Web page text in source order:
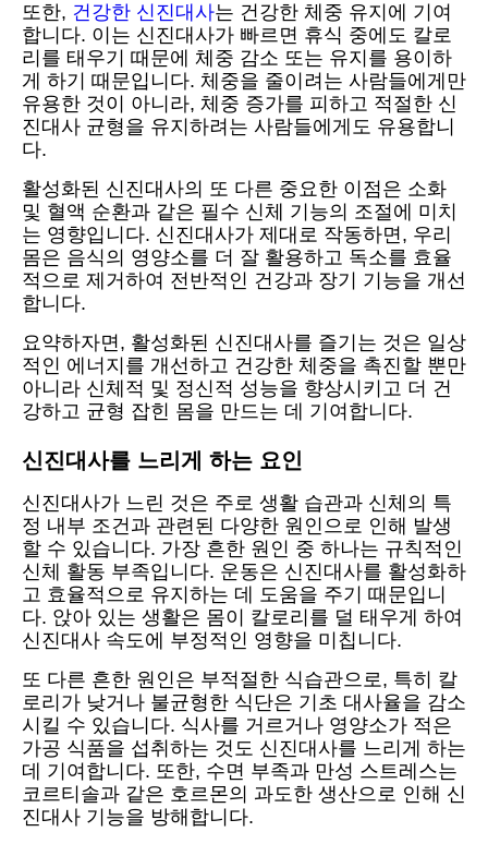
또한, 건강한 신진대사는 건강한 체중 유지에 기여
합니다. 이는 신진대사가 빠르면 휴식 중에도 칼로
리를 태우기 때문에 체중 감소 또는 유지를 용이하
게 하기 때문입니다. 체중을 줄이려는 사람들에게만
유용한 것이 아니라, 체중 증가를 피하고 적절한 신
진대사 균형을 유지하려는 사람들에게도 유용합니
다.
활성화된 신진대사의 또 다른 중요한 이점은 소화
및 혈액 순환과 같은 필수 신체 기능의 조절에 미치
는 영향입니다. 신진대사가 제대로 작동하면, 우리
몸은 음식의 영양소를 더 잘 활용하고 독소를 효율
적으로 제거하여 전반적인 건강과 장기 기능을 개선
합니다.
요약하자면, 활성화된 신진대사를 즐기는 것은 일상
적인 에너지를 개선하고 건강한 체중을 촉진할 뿐만
아니라 신체적 및 정신적 성능을 향상시키고 더 건
강하고 균형 잡힌 몸을 만드는 데 기여합니다.
신진대사를 느리게 하는 요인
신진대사가 느린 것은 주로 생활 습관과 신체의 특
정 내부 조건과 관련된 다양한 원인으로 인해 발생
할 수 있습니다. 가장 흔한 원인 중 하나는 규칙적인
신체 활동 부족입니다. 운동은 신진대사를 활성화하
고 효율적으로 유지하는 데 도움을 주기 때문입니
다. 앉아 있는 생활은 몸이 칼로리를 덜 태우게 하여
신진대사 속도에 부정적인 영향을 미칩니다.
또 다른 흔한 원인은 부적절한 식습관으로, 특히 칼
로리가 낮거나 불균형한 식단은 기초 대사율을 감소
시킬 수 있습니다. 식사를 거르거나 영양소가 적은
가공 식품을 섭취하는 것도 신진대사를 느리게 하는
데 기여합니다. 또한, 수면 부족과 만성 스트레스는
코르티솔과 같은 호르몬의 과도한 생산으로 인해 신
진대사 기능을 방해합니다.